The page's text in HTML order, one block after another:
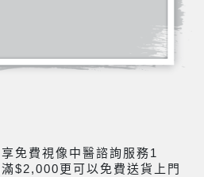
免費視像中醫諮詢服務1
$2,000更可以免費送貨上門